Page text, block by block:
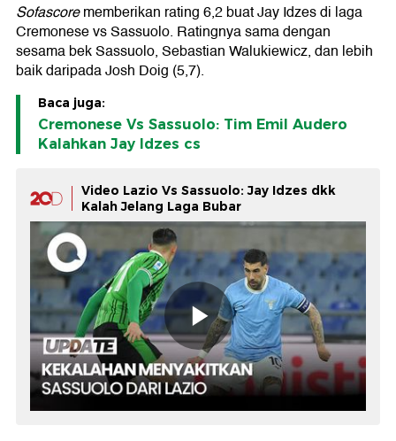
Sofascorememberikan rating 6,2 buat Jay Idzes di laga
Cremonese vs Sassuolo. Ratingnya sama dengan
sesama bek Sassuolo, Sebastian Walukiewicz, dan lebih
baik daripada Josh Doig (5,7).
Baca juga:
Cremonese Vs Sassuolo: Tim Emil Audero
Kalahkan Jay Idzes cs
Video Lazio Vs Sassuolo: Jay Idzes dkk
Kalah Jelang Laga Bubar